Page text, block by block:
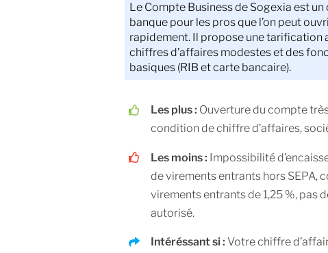
Le Compte Business de Sogexia est
banque pour les pros que l’on peut
rapidement. Il propose une tarification
chiffres d’affaires modestes et des
basiques (RIB et carte bancaire).
Les plus : Ouverture du compte
condition de chiffre d’affaires,
Les moins : Impossibilité
de virements entrants hors SEPA,
virements entrants de 1,25 %, pas
autorisé.
Intéréssant si : Votre chiffre